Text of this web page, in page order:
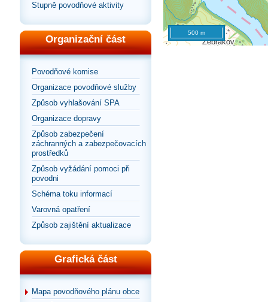
Stupně povodňové aktivity
Organizační část
Povodňové komise
Organizace povodňové služby
Způsob vyhlašování SPA
Organizace dopravy
Způsob zabezpečení
záchranných a zabezpečovacích
prostředků
Způsob vyžádání pomoci při
povodni
Schéma toku informací
Varovná opatření
Způsob zajištění aktualizace
Grafická část
Mapa povodňového plánu obce
500 m